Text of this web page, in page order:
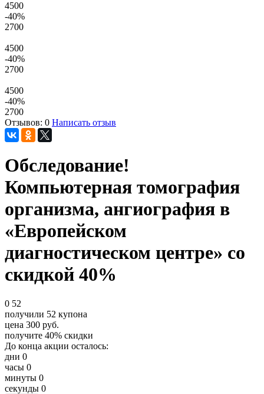
4500
-40%
2700
4500
-40%
2700
4500
-40%
2700
Отзывов: 0 Написать отзыв
Обследование!
Компьютерная томография
организма, ангиография в
«Европейском
диагностическом центре» со
скидкой 40%
0 52
получили 52 купона
цена 300 руб.
получите 40% скидки
До конца акции осталось:
дни 0
часы 0
минуты 0
секунды 0